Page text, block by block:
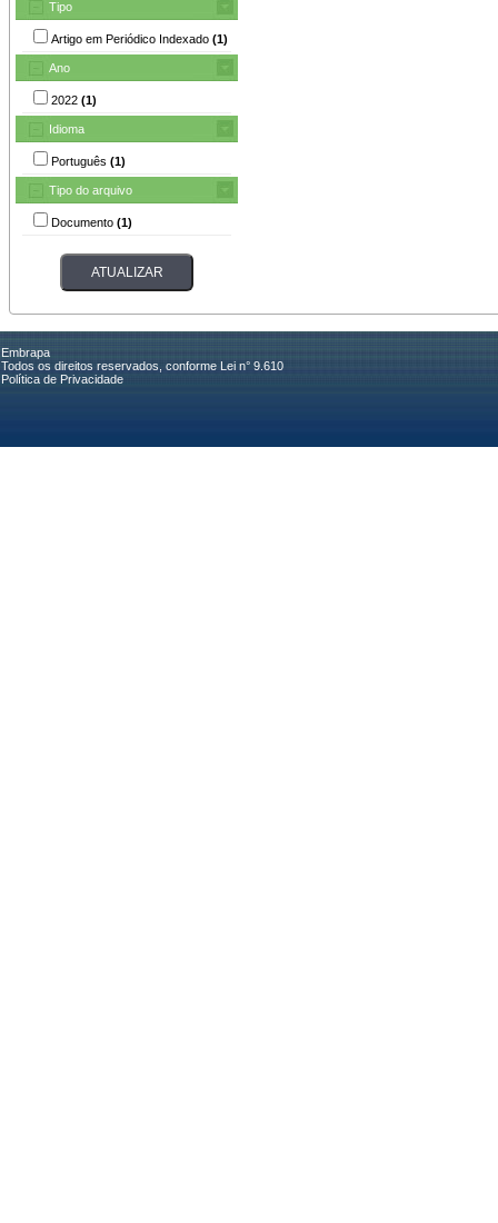
Tipo
Artigo em Periódico Indexado (1)
Ano
2022 (1)
Idioma
Português (1)
Tipo do arquivo
Documento (1)
Embrapa
Todos os direitos reservados, conforme Lei n° 9.610
Política de Privacidade